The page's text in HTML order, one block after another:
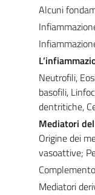
Alcuni
Neutrofili,
basofili,
dentritiche,
Mediatori
Origine dei
vasoattive;
Mediatori